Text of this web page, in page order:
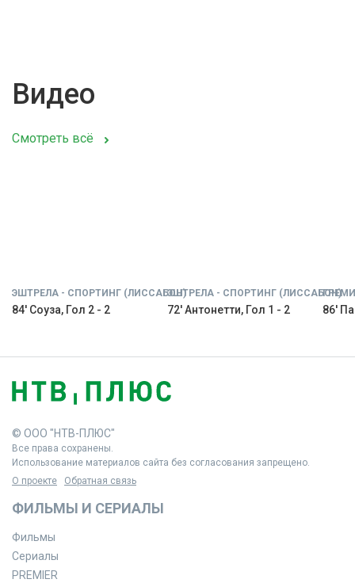
Видео
Смотреть всё
ЭШТРЕЛА - СПОРТИНГ (ЛИССАБОН)
84' Соуза, Гол 2 - 2
ЭШТРЕЛА - СПОРТИНГ (ЛИССАБОН)
72' Антонетти, Гол 1 - 2 86'
© ООО "НТВ-ПЛЮС"
Все права сохранены.
Использование материалов сайта без согласования запрещено.
О проекте
Обратная связь
ФИЛЬМЫ И СЕРИАЛЫ
Фильмы
Сериалы
PREMIER